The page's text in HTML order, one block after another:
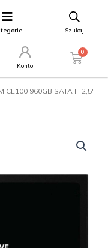
Szukaj
Konto
0
CL100 960GB SATA III 2,5″